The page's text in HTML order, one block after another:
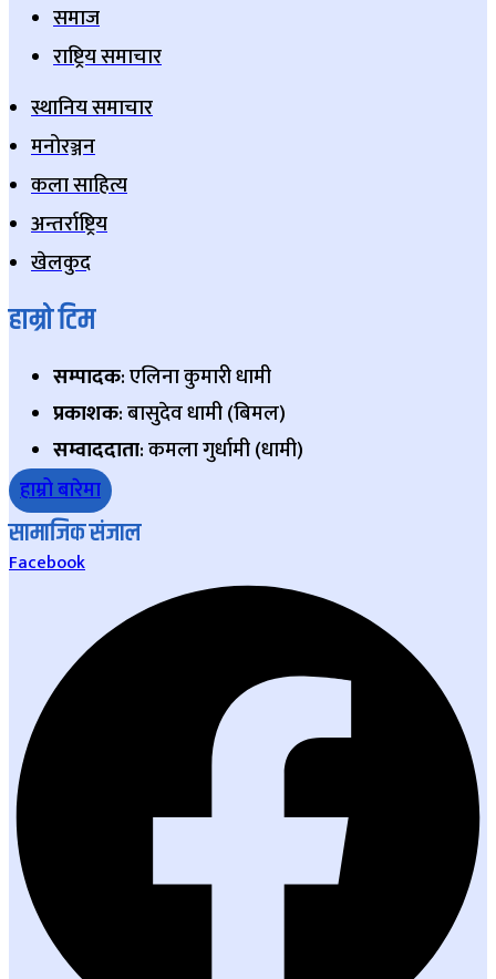
समाज
राष्ट्रिय समाचार
स्थानिय समाचार
मनोरञ्जन
कला साहित्य
अन्तर्राष्ट्रिय
खेलकुद
हाम्रो टिम
सम्पादक: एलिना कुमारी धामी
प्रकाशक: बासुदेव धामी (बिमल)
सम्वाददाता: कमला गुर्धामी (धामी)
हाम्रो बारेमा
सामाजिक संजाल
Facebook